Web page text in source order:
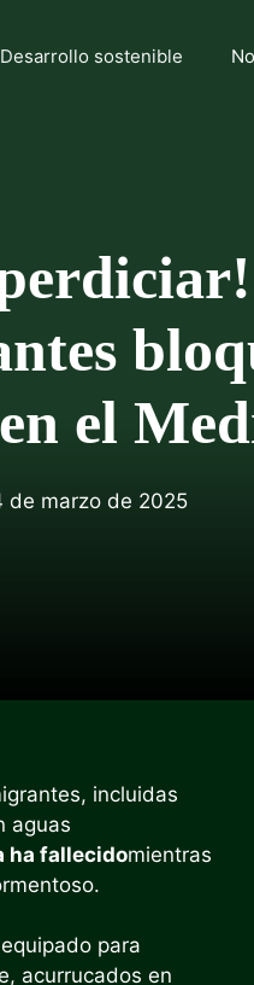
Desarrollo sostenible
el
de marzo de 2025
incluidas
aguas
ha fallecidomientras
para
acurrucados en